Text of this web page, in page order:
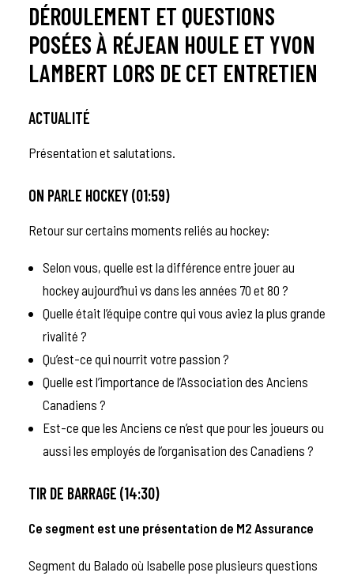
DÉROULEMENT ET QUESTIONS
POSÉES À RÉJEAN HOULE ET YVON
LAMBERT LORS DE CET ENTRETIEN
ACTUALITÉ
Présentation et salutations.
ON PARLE HOCKEY (01:59)
Retour sur certains moments reliés au hockey:
Selon vous, quelle est la différence entre jouer au
hockey aujourd’hui vs dans les années 70 et 80 ?
Quelle était l’équipe contre qui vous aviez la plus grande
rivalité ?
Qu’est-ce qui nourrit votre passion ?
Quelle est l’importance de l’Association des Anciens
Canadiens ?
Est-ce que les Anciens ce n’est que pour les joueurs ou
aussi les employés de l’organisation des Canadiens ?
TIR DE BARRAGE (14:30)
Ce segment est une présentation de M2 Assurance
Segment du Balado où Isabelle pose plusieurs questions